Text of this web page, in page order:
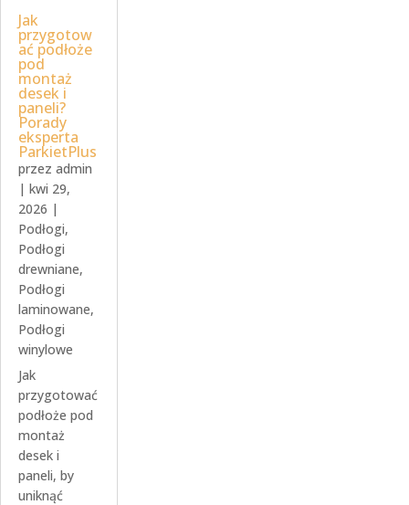
Jak
przygotow
ać podłoże
pod
montaż
desek i
paneli?
Porady
eksperta
ParkietPlus
przez admin
| kwi 29,
2026 |
Podłogi,
Podłogi
drewniane,
Podłogi
laminowane,
Podłogi
winylowe
Jak
przygotować
podłoże pod
montaż
desek i
paneli, by
uniknąć